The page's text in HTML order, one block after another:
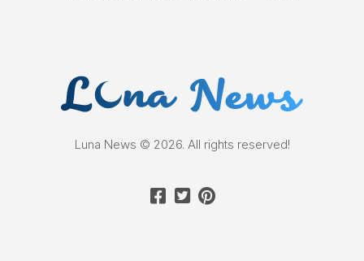
Luna News © 2026. All rights reserved!